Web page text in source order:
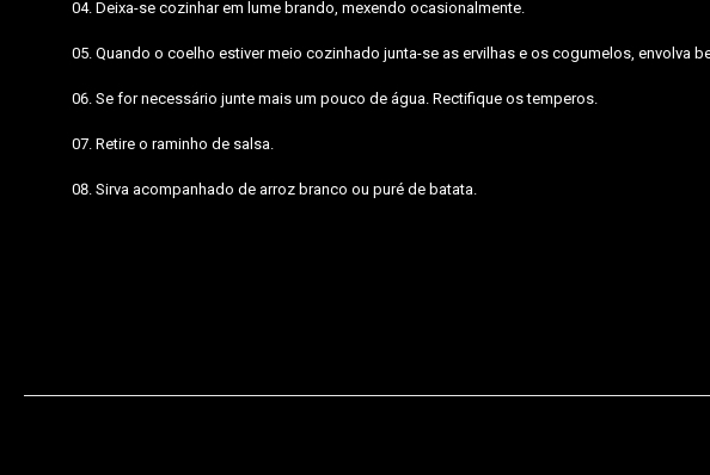
Deixa-se cozinhar em lume brando, mexendo ocasionalmente.
Quando o coelho estiver meio cozinhado junta-se as ervilhas e os cogumelos, envolva
Se for necessário junte mais um pouco de água. Rectifique os temperos.
Retire o raminho de salsa.
Sirva acompanhado de arroz branco ou puré de batata.